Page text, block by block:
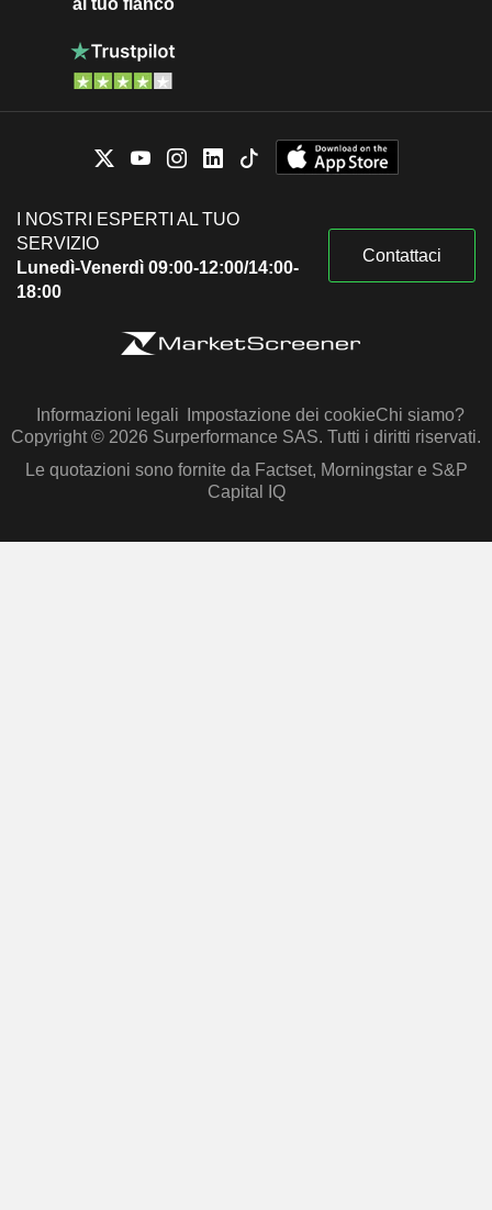
al tuo fianco
I NOSTRI ESPERTI AL TUO
SERVIZIO
Lunedì-Venerdì 09:00-12:00/14:00-
18:00
Contattaci
Informazioni legali Impostazione dei cookieChi siamo?
Copyright © 2026 Surperformance SAS. Tutti i diritti riservati.
Le quotazioni sono fornite da Factset, Morningstar e S&P
Capital IQ